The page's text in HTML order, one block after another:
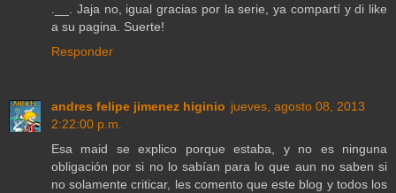
.__. Jaja no, igual gracias por la serie, ya compartí y di like
a su pagina. Suerte!
Responder
andres felipe jimenez higinio jueves, agosto 08, 2013
2:22:00 p.m.
Esa maid se explico porque estaba, y no es ninguna
obligación por si no lo sabían para lo que aun no saben si
no solamente criticar, les comento que este blog y todos los